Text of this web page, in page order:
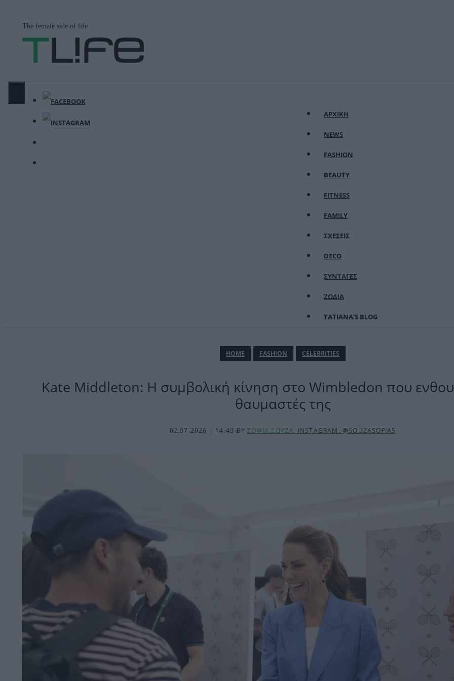
περιεχόμενο
The female side of life
ΑΡΧΙΚΗ
NEWS
FASHION
BEAUTY
FITNESS
FAMILY
ΣΧΕΣΕΙΣ
DECO
ΣΥΝΤΑΓΕΣ
ΖΩΔΙΑ
TATIANA’S BLOG
ΗΟΜΕ FASHION CELEBRITIES
Kate Middleton: Η συμβολική κίνηση στο Wimbledon που
θαυμαστές της
02.07.2026 | 14:49 BYΣΟΦΙΑ ΣΟΥΖΑ, INSTAGRAM: @SOUZASOFIAS